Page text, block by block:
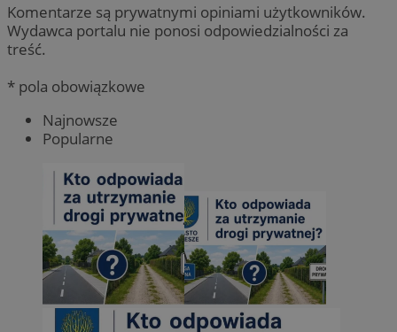
Komentarze są prywatnymi opiniami użytkowników.
Wydawca portalu nie ponosi odpowiedzialności za
treść.
* pola obowiązkowe
Najnowsze
Popularne